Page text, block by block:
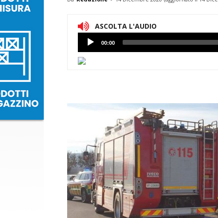
ASCOLTA L'AUDIO
Lettore
Audio
00:00